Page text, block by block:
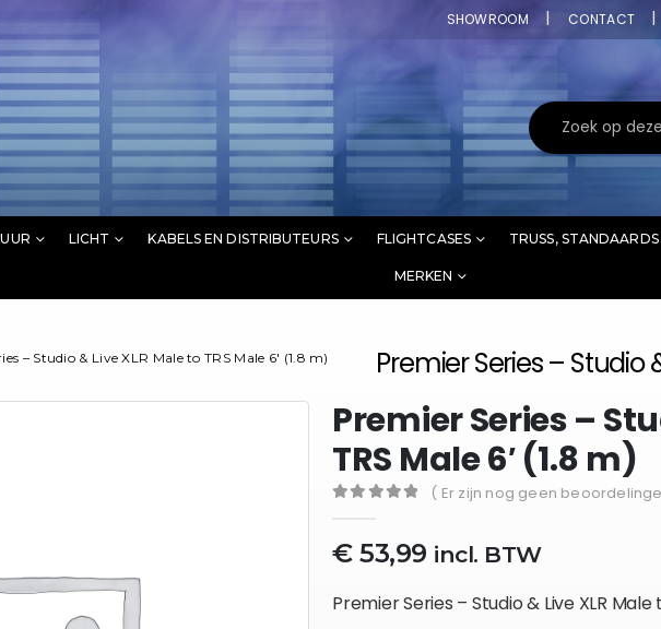
SHOWROOM CONTACT
LICHT KABELS EN DISTRIBUTEURS FLIGHTCASES TRUSS,
MERKEN
Premier Series – Studio
– Studio & Live XLR Male to TRS Male 6′ (1.8 m)
Premier Series –
TRS Male 6′ (1.8 m)
( Er zijn nog geen
€53,99 incl. BTW
Premier Series – Studio & Live XLR Male